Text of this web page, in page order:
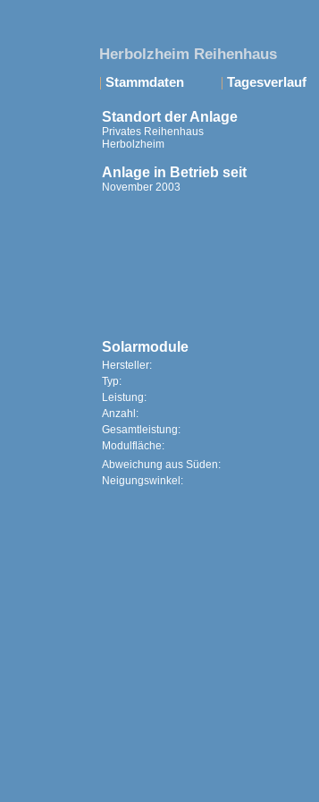
Herbolzheim Reihenhaus
| Stammdaten | Tagesverlauf
Standort der Anlage
Privates Reihenhaus
Herbolzheim
Anlage in Betrieb seit
November 2003
Solarmodule
Hersteller:
Typ:
Leistung:
Anzahl:
Gesamtleistung:
Modulfläche:
Abweichung aus Süden:
Neigungswinkel: